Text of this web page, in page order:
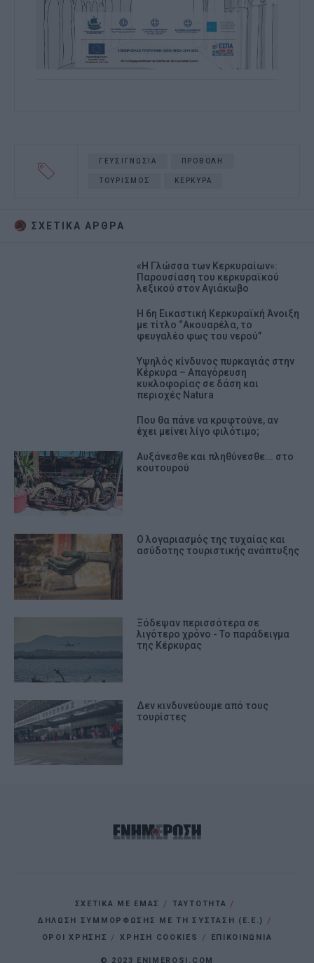
ΓΕΥΣΙΓΝΩΣΙΑ ΠΡΟΒΟΛΗ
ΤΟΥΡΙΣΜΟΣ ΚΕΡΚΥΡΑ
ΣΧΕΤΙΚA AΡΘΡΑ
«Η Γλώσσα των Κερκυραίων»:
Παρουσίαση του κερκυραϊκού
λεξικού στον Αγιάκωβο
Η 6η Εικαστική Κερκυραϊκή Άνοιξη
με τίτλο “Ακουαρέλα, το
φευγαλέο φως του νερού”
Υψηλός κίνδυνος πυρκαγιάς στην
Κέρκυρα – Απαγόρευση
κυκλοφορίας σε δάση και
περιοχές Natura
Που θα πάνε να κρυφτούνε, αν
έχει μείνει λίγο φιλότιμο;
Αυξάνεσθε και πληθύνεσθε... στο
κουτουρού
Ο λογαριασμός της τυχαίας και
ασύδοτης τουριστικής ανάπτυξης
Ξόδεψαν περισσότερα σε
λιγότερο χρόνο - Το παράδειγμα
της Κέρκυρας
Δεν κινδυνεύουμε από τους
τουρίστες
ΣΧΕΤΙΚΑ ΜΕ ΕΜΑΣ
ΤΑΥΤΟΤΗΤΑ
ΔΗΛΩΣΗ ΣΥΜΜΟΡΦΩΣΗΣ ΜΕ ΤΗ ΣΥΣΤΑΣΗ (Ε.Ε.)
ΌΡΟΙ ΧΡΗΣΗΣ
ΧΡΗΣΗ COOKIES ΕΠΙΚΟΙΝΩΝΙΑ
© 2023 ENIMEROSI.COM